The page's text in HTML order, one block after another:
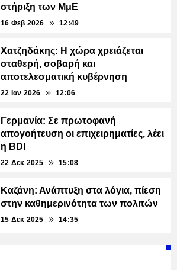
στήριξη των ΜμΕ
16 Φεβ 2026 12:49
Χατζηδάκης: Η χώρα χρειάζεται
σταθερή, σοβαρή και
αποτελεσματική κυβέρνηση
22 Ιαν 2026 12:06
Γερμανία: Σε πρωτοφανή
απογοήτευση οι επιχειρηματίες, λέει
η BDI
22 Δεκ 2025 15:08
Καζάνη: Ανάπτυξη στα λόγια, πίεση
στην καθημερινότητα των πολιτών
15 Δεκ 2025 14:35